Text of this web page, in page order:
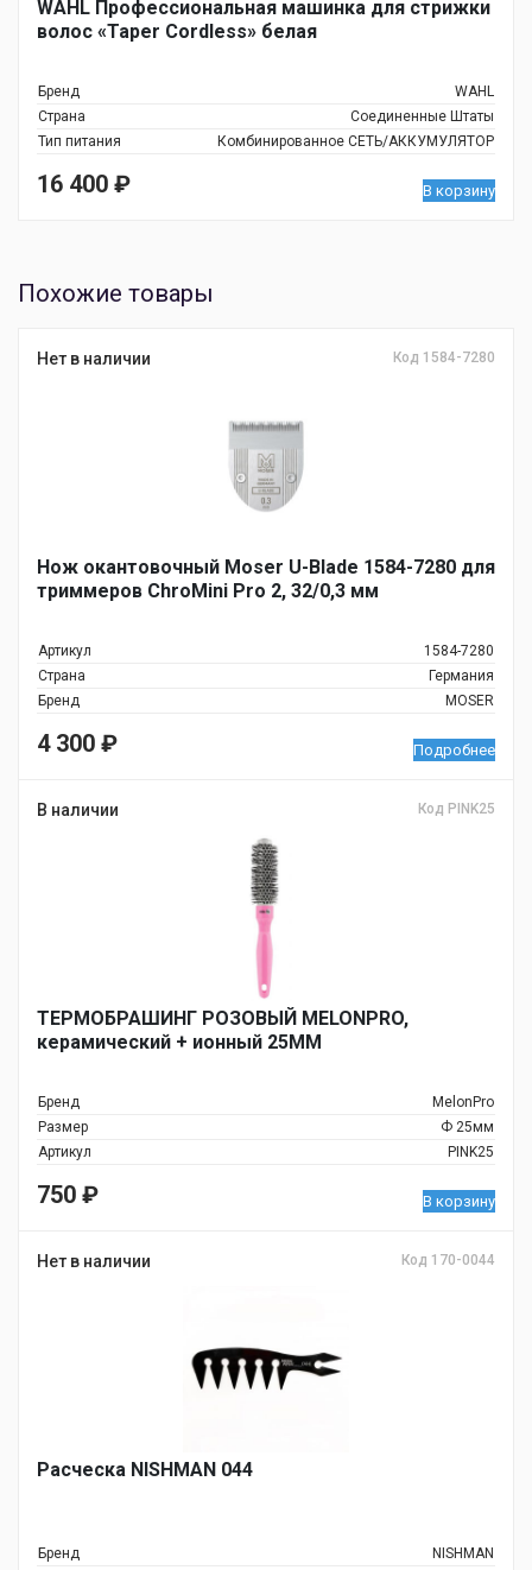
WAHL Профессиональная машинка для стрижки
волос «Taper Cordless» белая
Бренд
WAHL
Страна
Соединенные Штаты
Тип питания
Комбинированное СЕТЬ/АККУМУЛЯТОР
16 400 ₽ В корзину
Похожие товары
Нет в наличии Код 1584-7280
Нож окантовочный Moser U-Blade 1584-7280 для
триммеров ChroMini Pro 2, 32/0,3 мм
Артикул
1584-7280
Страна
Германия
Бренд
MOSER
4 300 ₽ Подробнее
В наличии Код PINK25
ТЕРМОБРАШИНГ РОЗОВЫЙ MELONPRO,
керамический + ионный 25ММ
Бренд
MelonPro
Размер
Ф 25мм
Артикул
PINK25
750 ₽ В корзину
Нет в наличии Код 170-0044
Расческа NISHMAN 044
Бренд
NISHMAN